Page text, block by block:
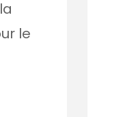
le